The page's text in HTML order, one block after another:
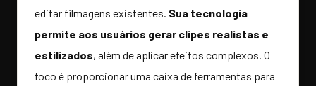
editar filmagens existentes. Sua tecnologia
permite aos usuários gerar clipes realistas e
estilizados, além de aplicar efeitos complexos. O
foco é proporcionar uma caixa de ferramentas para